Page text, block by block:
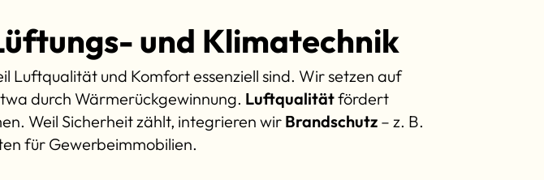
und Klimatechnik
Luftqualität und Komfort essenziell sind. Wir setzen auf
durch Wärmerückgewinnung. Luftqualitätfördert
Weil Sicherheit zählt, integrieren wir Brandschutz– z. B.
für Gewerbeimmobilien.